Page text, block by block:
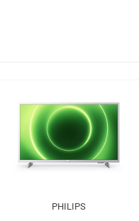
PHILIPS